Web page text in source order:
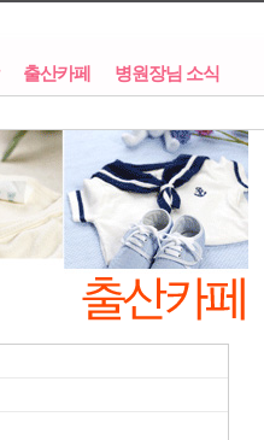
출산카페 병원장님 소식